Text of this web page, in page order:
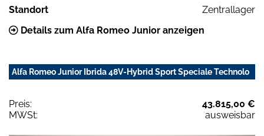
Standort
Zentrallager
Details zum Alfa Romeo Junior anzeigen
Alfa Romeo Junior Ibrida 48V-Hybrid Sport Speciale Technolo
Preis:
43.815,00 €
MWSt:
ausweisbar